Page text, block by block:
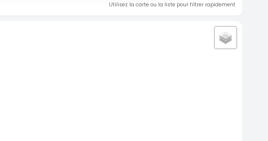
Utilisez la carte ou la liste pour filtrer rapidement